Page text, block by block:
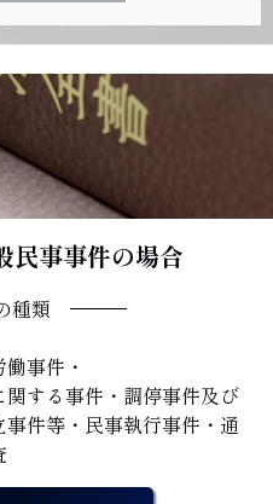
民事事件の場合
種類
事件・
する事件・調停事件及び
件等・民事執行事件・通